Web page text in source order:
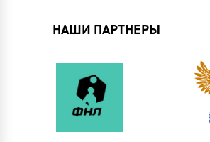
НАШИ ПАРТНЕРЫ